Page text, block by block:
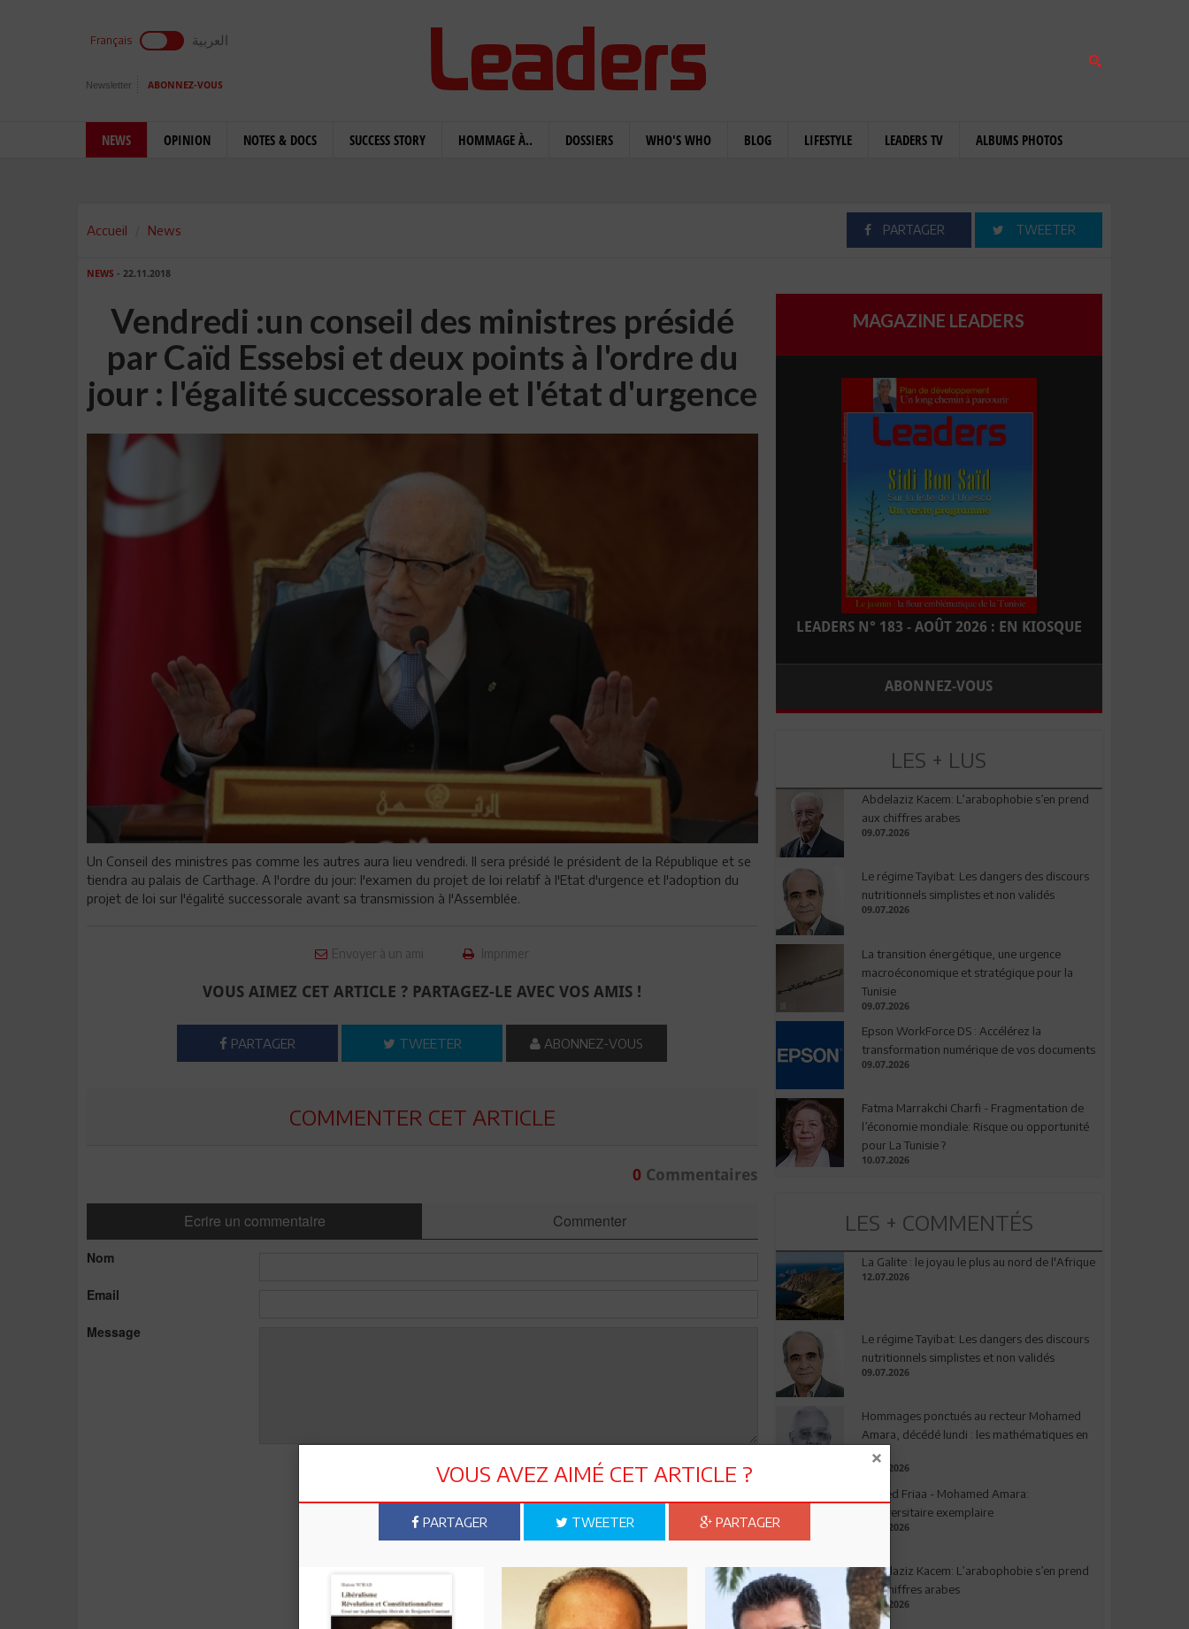
Français العربية
Newsletter ABONNEZ-VOUS
NEWS OPINION NOTES & DOCS SUCCESS STORY HOMMAGE À.. DOSSIERS WHO'S WHO BLOG LIFESTYLE LEADERS TV ALBUMS PHOTOS
Accueil News PARTAGER TWEETER
NEWS - 22.11.2018
Vendredi :un conseil des ministres présidé
par Caïd Essebsi et deux points à l'ordre du
jour : l'égalité successorale et l'état d'urgence
Un Conseil des ministres pas comme les autres aura lieu vendredi. Il sera présidé le président de la République et se
tiendra au palais de Carthage. A l'ordre du jour: l'examen du projet de loi relatif à l'Etat d'urgence et l'adoption du
projet de loi sur l'égalité successorale avant sa transmission à l'Assemblée.
Envoyer à un ami Imprimer
VOUS AIMEZ CET ARTICLE ? PARTAGEZ-LE AVEC VOS AMIS !
PARTAGER TWEETER ABONNEZ-VOUS
COMMENTER CET ARTICLE
0Commentaires
Ecrire un commentaire Commenter
Nom
Email
Message
Envoyer
MAGAZINE LEADERS
LEADERS N° 183 - AOÛT 2026 : EN KIOSQUE
ABONNEZ-VOUS
LES + LUS
Abdelaziz Kacem: L’arabophobie s’en prend
aux chiffres arabes
09.07.2026
Le régime Tayibat: Les dangers des discours
nutritionnels simplistes et non validés
09.07.2026
La transition énergétique, une urgence
macroéconomique et stratégique pour la
Tunisie
09.07.2026
Epson WorkForce DS : Accélérez la
transformation numérique de vos documents
09.07.2026
Fatma Marrakchi Charfi - Fragmentation de
l’économie mondiale: Risque ou opportunité
pour La Tunisie ?
10.07.2026
LES + COMMENTÉS
La Galite : le joyau le plus au nord de l'Afrique
12.07.2026
Le régime Tayibat: Les dangers des discours
nutritionnels simplistes et non validés
09.07.2026
Hommages ponctués au recteur Mohamed
Amara, décédé lundi : les mathématiques en
deuil
03.08.2026
Ahmed Friaa - Mohamed Amara:
l’Universitaire exemplaire
04.08.2026
Abdelaziz Kacem: L’arabophobie s’en prend
aux chiffres arabes
09.07.2026
VOUS AVEZ AIMÉ CET ARTICLE ?
PARTAGER TWEETER PARTAGER